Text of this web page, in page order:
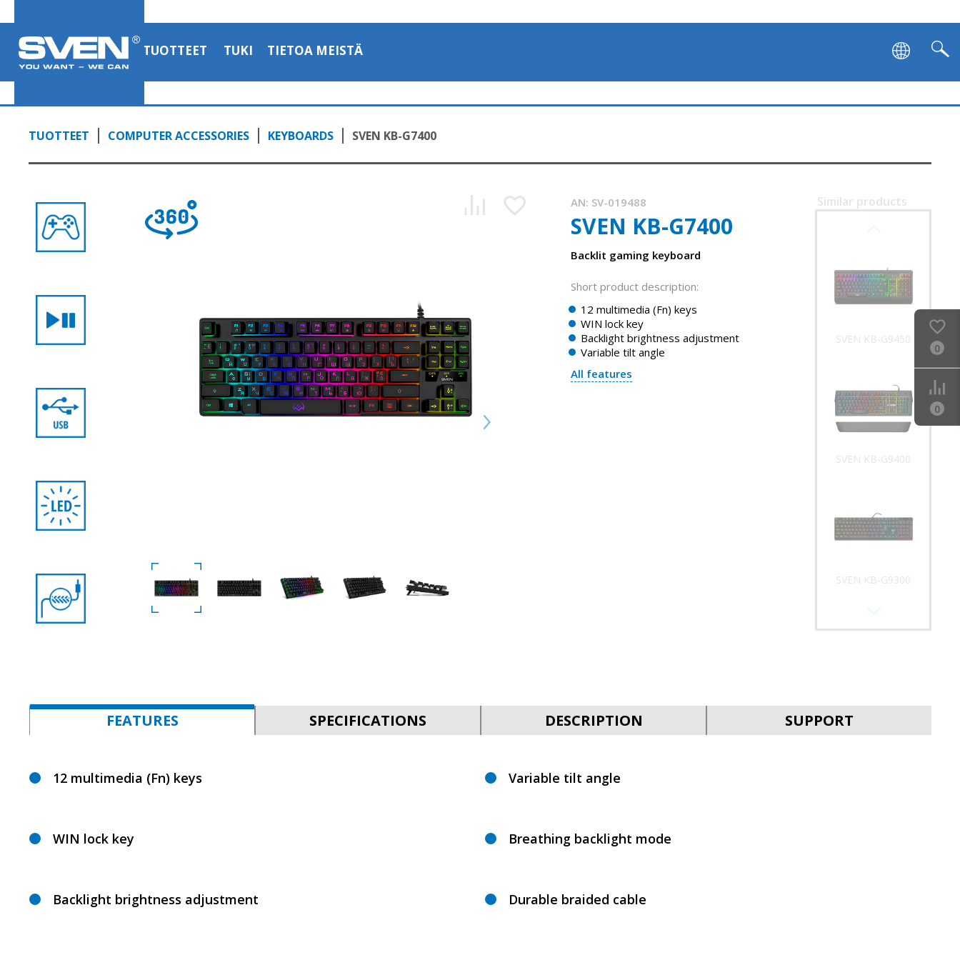
TUOTTEET TUKI TIETOA MEISTÄ
TUOTTEET COMPUTER ACCESSORIES KEYBOARDS SVEN KB-G7400
AN: SV-019488
SVEN KB-G7400
Backlit gaming keyboard
Short product description:
12 multimedia (Fn) keys
WIN lock key
Backlight brightness adjustment
Variable tilt angle
All features
Similar products
SVEN KB-G9450
SVEN KB-G9400
SVEN KB-G9300
FEATURES SPECIFICATIONS DESCRIPTION SUPPORT
12 multimedia (Fn) keys
WIN lock key
Backlight brightness adjustment
Variable tilt angle
Breathing backlight mode
Durable braided cable
0
0